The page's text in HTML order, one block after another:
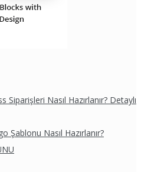
Siparişleri Nasıl Hazırlanır? Detaylı
Şablonu Nasıl Hazırlanır?